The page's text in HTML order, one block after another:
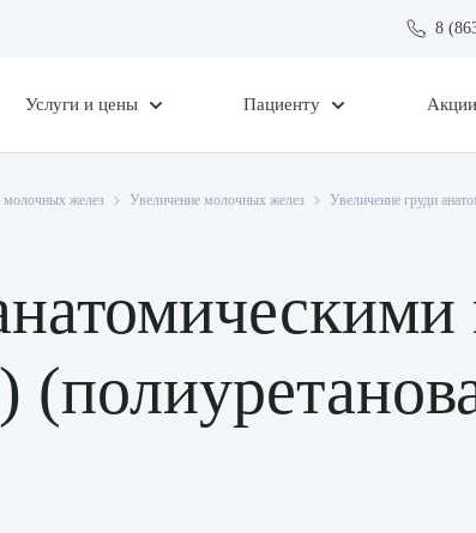
8
Услуги и цены Пациенту Акции
молочных желез Увеличение молочных желез Увеличение груди